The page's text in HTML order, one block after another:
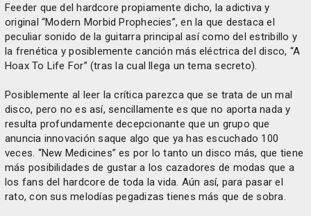
Feeder que del hardcore propiamente dicho, la adictiva y
original “Modern Morbid Prophecies”, en la que destaca el
peculiar sonido de la guitarra principal así como del estribillo y
la frenética y posiblemente canción más eléctrica del disco, “A
Hoax To Life For” (tras la cual llega un tema secreto).
Posiblemente al leer la crítica parezca que se trata de un mal
disco, pero no es así, sencillamente es que no aporta nada y
resulta profundamente decepcionante que un grupo que
anuncia innovación saque algo que ya has escuchado 100
veces. “New Medicines” es por lo tanto un disco más, que tiene
más posibilidades de gustar a los cazadores de modas que a
los fans del hardcore de toda la vida. Aún así, para pasar el
rato, con sus melodías pegadizas tienes más que de sobra.